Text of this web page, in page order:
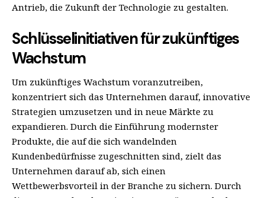
Antrieb, die Zukunft der Technologie zu gestalten.
Schlüsselinitiativen für zukünftiges
Wachstum
Um zukünftiges Wachstum voranzutreiben,
konzentriert sich das Unternehmen darauf, innovative
Strategien umzusetzen und in neue Märkte zu
expandieren. Durch die Einführung modernster
Produkte, die auf die sich wandelnden
Kundenbedürfnisse zugeschnitten sind, zielt das
Unternehmen darauf ab, sich einen
Wettbewerbsvorteil in der Branche zu sichern. Durch